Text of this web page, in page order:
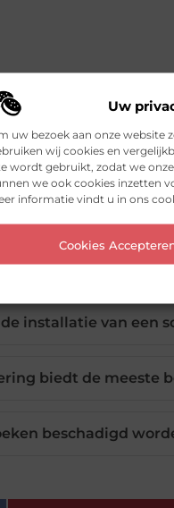
Uw
uw bezoek aan onze website
wij cookies en
wordt gebruikt, zodat we
we ook cookies inzetten
informatie vindt u in ons
Cookies
tussen een
geschikt voor alle
installatie van een
biedt de meeste
beschadigd